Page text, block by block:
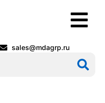
sales@mdagrp.ru